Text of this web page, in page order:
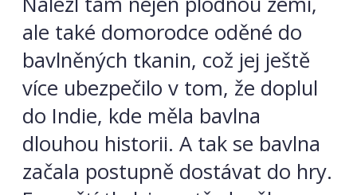
ale také domorodce oděné do
bavlněných tkanin, což jej ještě
více ubezpečilo v tom, že doplul
do Indie, kde měla bavlna
dlouhou historii. A tak se bavlna
začala postupně dostávat do hry.